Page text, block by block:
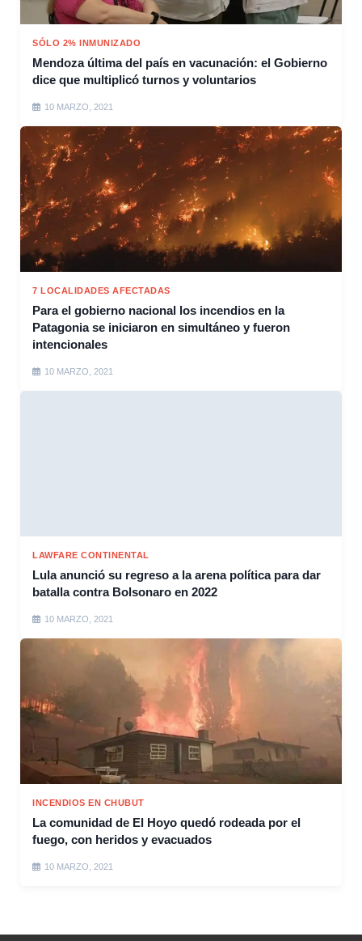
SÓLO 2% INMUNIZADO
Mendoza última del país en vacunación: el Gobierno
dice que multiplicó turnos y voluntarios
10 MARZO, 2021
7 LOCALIDADES AFECTADAS
Para el gobierno nacional los incendios en la
Patagonia se iniciaron en simultáneo y fueron
intencionales
10 MARZO, 2021
LAWFARE CONTINENTAL
Lula anunció su regreso a la arena política para dar
batalla contra Bolsonaro en 2022
10 MARZO, 2021
INCENDIOS EN CHUBUT
La comunidad de El Hoyo quedó rodeada por el
fuego, con heridos y evacuados
10 MARZO, 2021